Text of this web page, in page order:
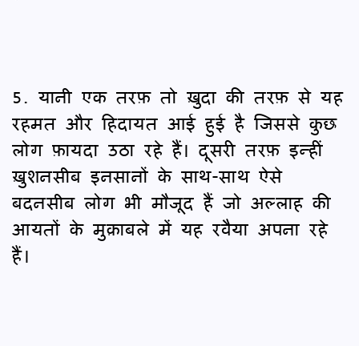
5. यानी एक तरफ़ तो ख़ुदा की तरफ़ से यह
रहमत और हिदायत आई हुई है जिससे कुछ
लोग फ़ायदा उठा रहे हैं। दूसरी तरफ़ इन्हीं
ख़ुशनसीब इनसानों के साथ-साथ ऐसे
बदनसीब लोग भी मौजूद हैं जो अल्लाह की
आयतों के मुक़ाबले में यह रवैया अपना रहे
हैं।